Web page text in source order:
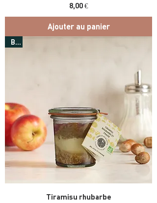
Prix
8,00 €
Ajouter au panier
Bio
Tiramisu rhubarbe